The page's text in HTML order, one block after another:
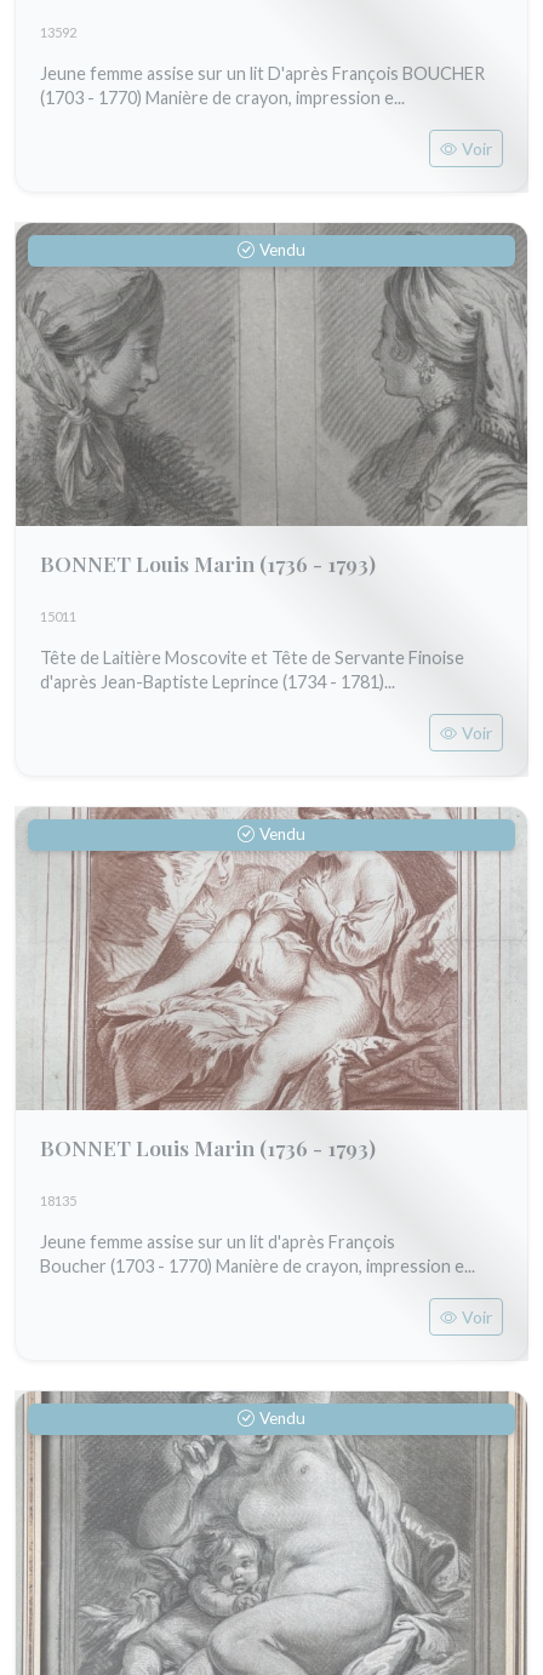
13592
Jeune femme assise sur un lit D'après François BOUCHER
(1703 - 1770) Manière de crayon, impression e...
Voir
Vendu
BONNET Louis Marin (1736 - 1793)
15011
Tête de Laitière Moscovite et Tête de Servante Finoise
d'après Jean-Baptiste Leprince (1734 - 1781)...
Voir
Vendu
BONNET Louis Marin (1736 - 1793)
18135
Jeune femme assise sur un lit d'après François
Boucher (1703 - 1770) Manière de crayon, impression e...
Voir
Vendu